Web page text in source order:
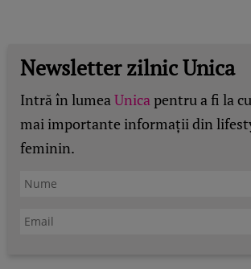
Newsletter zilnic Unica
Intră în lumeaUnicapentru a fi la
mai importante informații din
feminin.